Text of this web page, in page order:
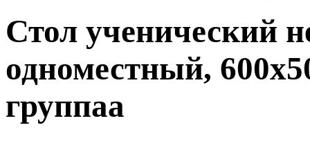
Стол ученический
одноместный,
группаа